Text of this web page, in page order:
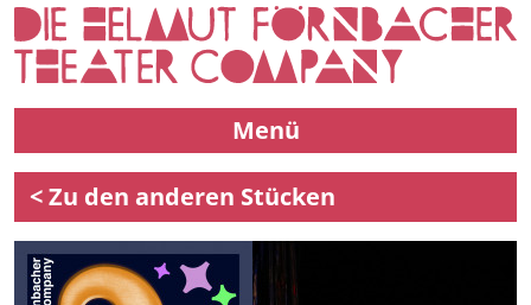
Menü
< Zu den anderen Stücken